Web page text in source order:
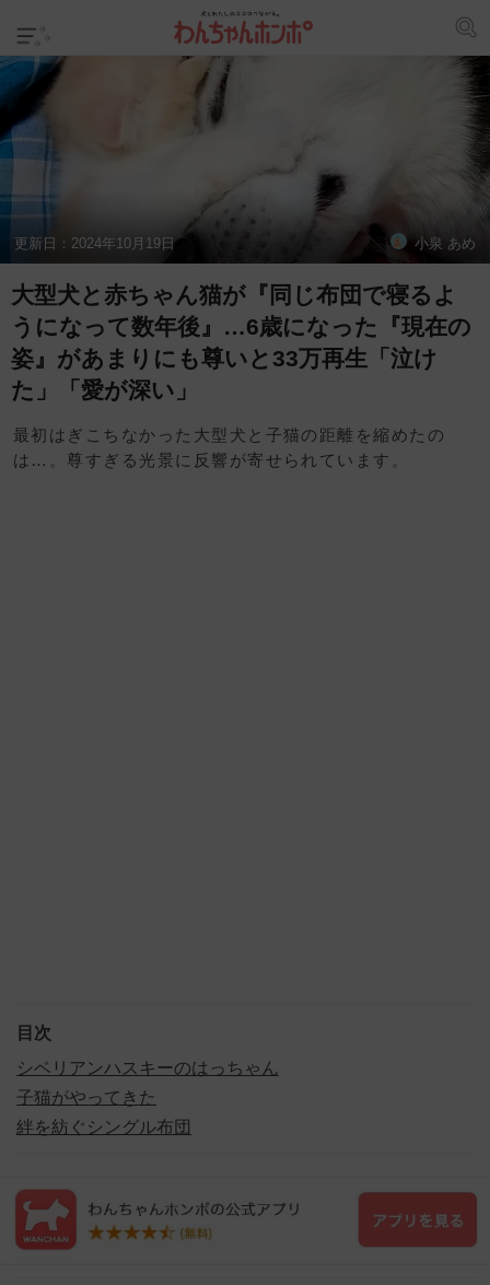
更新日： 2024年10月19日 小泉 あめ
大型犬と赤ちゃん猫が『同じ布団で寝るよ
うになって数年後』…6歳になった『現在の
姿』があまりにも尊いと33万再生「泣け
た」「愛が深い」
最初はぎこちなかった大型犬と子猫の距離を縮めたの
は…。尊すぎる光景に反響が寄せられています。
目次
シベリアンハスキーのはっちゃん
子猫がやってきた
絆を紡ぐシングル布団